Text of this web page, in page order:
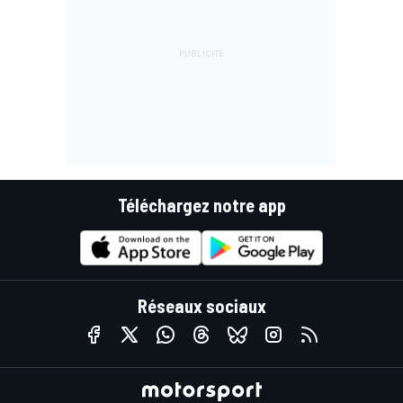
Téléchargez notre app
Réseaux sociaux